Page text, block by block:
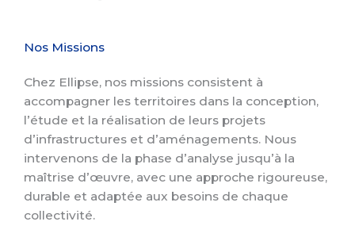
Nos Missions​
Chez Ellipse, nos missions consistent à
accompagner les territoires dans la conception,
l’étude et la réalisation de leurs projets
d’infrastructures et d’aménagements. Nous
intervenons de la phase d’analyse jusqu’à la
maîtrise d’œuvre, avec une approche rigoureuse,
durable et adaptée aux besoins de chaque
collectivité.